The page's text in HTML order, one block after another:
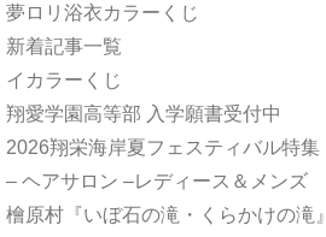
夢ロリ浴衣カラーくじ
新着記事一覧
イカラーくじ
翔愛学園高等部 入学願書受付中
2026翔栄海岸夏フェスティバル特集
– ヘアサロン –レディース＆メンズ
檜原村『いぼ石の滝・くらかけの滝』